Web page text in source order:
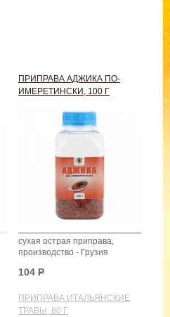
ПРИПРАВА АДЖИКА ПО-
ИМЕРЕТИНСКИ, 100 Г
сухая острая приправа,
производство - Грузия
104 Р
ПРИПРАВА ИТАЛЬЯНСКИЕ
ТРАВЫ, 80 Г